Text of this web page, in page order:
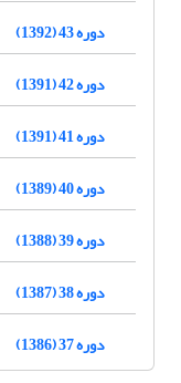
دوره 43 (1392)
دوره 42 (1391)
دوره 41 (1391)
دوره 40 (1389)
دوره 39 (1388)
دوره 38 (1387)
دوره 37 (1386)